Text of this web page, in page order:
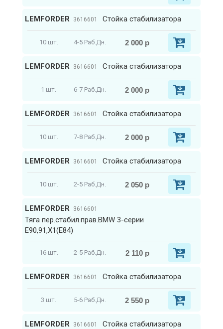
LEMFORDER 3616601 Стойка стабилизатора
10 шт. 4-5 Раб.Дн. 2 000 р
LEMFORDER 3616601 Стойка стабилизатора
1 шт. 6-7 Раб.Дн. 2 000 р
LEMFORDER 3616601 Стойка стабилизатора
10 шт. 7-8 Раб.Дн. 2 000 р
LEMFORDER 3616601 Стойка стабилизатора
10 шт. 2-5 Раб.Дн. 2 050 р
LEMFORDER 3616601
Тяга пер.стабил.прав.BMW 3-серии
E90,91,X1(E84)
16 шт. 2-5 Раб.Дн. 2 110 р
LEMFORDER 3616601 Стойка стабилизатора
3 шт. 5-6 Раб.Дн. 2 550 р
LEMFORDER 3616601 Стойка стабилизатора